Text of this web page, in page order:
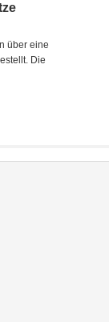
über eine
Die